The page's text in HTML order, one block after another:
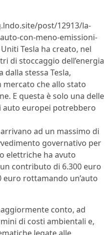
post/12913/la-
con-meno-emissioni-
Tesla ha creato, nel
di stoccaggio dell’energia
stessa Tesla,
che allo stato
E questa è solo una delle
europei potrebbero
ad un massimo di
governativo per
elettriche ha avuto
contributo di 6.300 euro
rottamando un’auto
conto, ad
di costi ambientali e,
legate alle